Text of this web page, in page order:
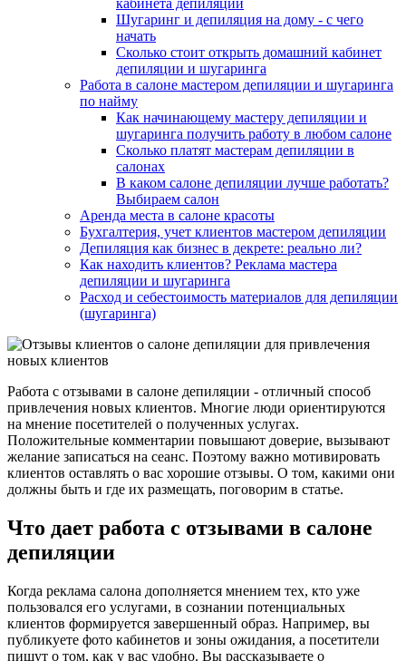
кабинета депиляции
Шугаринг и депиляция на дому - с чего
начать
Сколько стоит открыть домашний кабинет
депиляции и шугаринга
Работа в салоне мастером депиляции и шугаринга
по найму
Как начинающему мастеру депиляции и
шугаринга получить работу в любом салоне
Сколько платят мастерам депиляции в
салонах
В каком салоне депиляции лучше работать?
Выбираем салон
Аренда места в салоне красоты
Бухгалтерия, учет клиентов мастером депиляции
Депиляция как бизнес в декрете: реально ли?
Как находить клиентов? Реклама мастера
депиляции и шугаринга
Расход и себестоимость материалов для депиляции
(шугаринга)
Работа с отзывами в салоне депиляции - отличный способ
привлечения новых клиентов. Многие люди ориентируются
на мнение посетителей о полученных услугах.
Положительные комментарии повышают доверие, вызывают
желание записаться на сеанс. Поэтому важно мотивировать
клиентов оставлять о вас хорошие отзывы. О том, какими они
должны быть и где их размещать, поговорим в статье.
Что дает работа с отзывами в салоне
депиляции
Когда реклама салона дополняется мнением тех, кто уже
пользовался его услугами, в сознании потенциальных
клиентов формируется завершенный образ. Например, вы
публикуете фото кабинетов и зоны ожидания, а посетители
пишут о том, как у вас удобно. Вы рассказываете о